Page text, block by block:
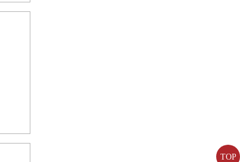
TOP